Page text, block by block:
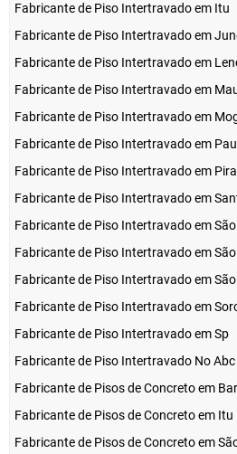
Fabricante de Piso Intertravado em Itu
Fabricante de Piso Intertravado em
Fabricante de Piso Intertravado em
Fabricante de Piso Intertravado em
Fabricante de Piso Intertravado em
Fabricante de Piso Intertravado em
Fabricante de Piso Intertravado em
Fabricante de Piso Intertravado em
Fabricante de Piso Intertravado em
Fabricante de Piso Intertravado em
Fabricante de Piso Intertravado em
Fabricante de Piso Intertravado em
Fabricante de Piso Intertravado em Sp
Fabricante de Piso Intertravado No Abc
Fabricante de Pisos de Concreto em
Fabricante de Pisos de Concreto em Itu
Fabricante de Pisos de Concreto em